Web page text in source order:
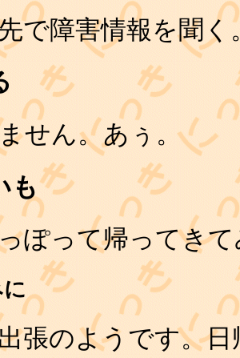
で障害情報を聞く
せん。あぅ。
も
ぽって帰ってき
張のようです。